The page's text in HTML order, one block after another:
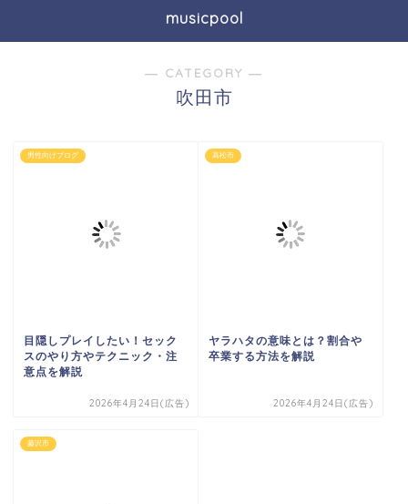
musicpool
― CATEGORY ―
吹田市
男性向けブログ
目隠しプレイしたい！セック
スのやり方やテクニック・注
意点を解説
2026年4月24日(広告)
高松市
ヤラハタの意味とは？割合や
卒業する方法を解説
2026年4月24日(広告)
藤沢市